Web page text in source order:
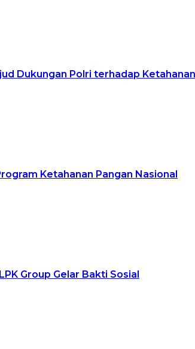
Dukungan Polri terhadap
Ketahanan Pangan Nasional
Group Gelar Bakti Sosial